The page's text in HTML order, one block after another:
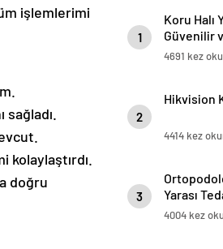
işlemlerimi
kolaylaştırdı.
doğru
1
Koru Halı
Güvenilir
Temizliği
4691 kez
2
Hikvision
4414 kez
3
Yarası
4004 kez